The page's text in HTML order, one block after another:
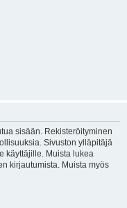
sisään. Rekisteröityminen
Sivuston ylläpitäjä
käyttäjille. Muista lukea
kirjautumista. Muista myös